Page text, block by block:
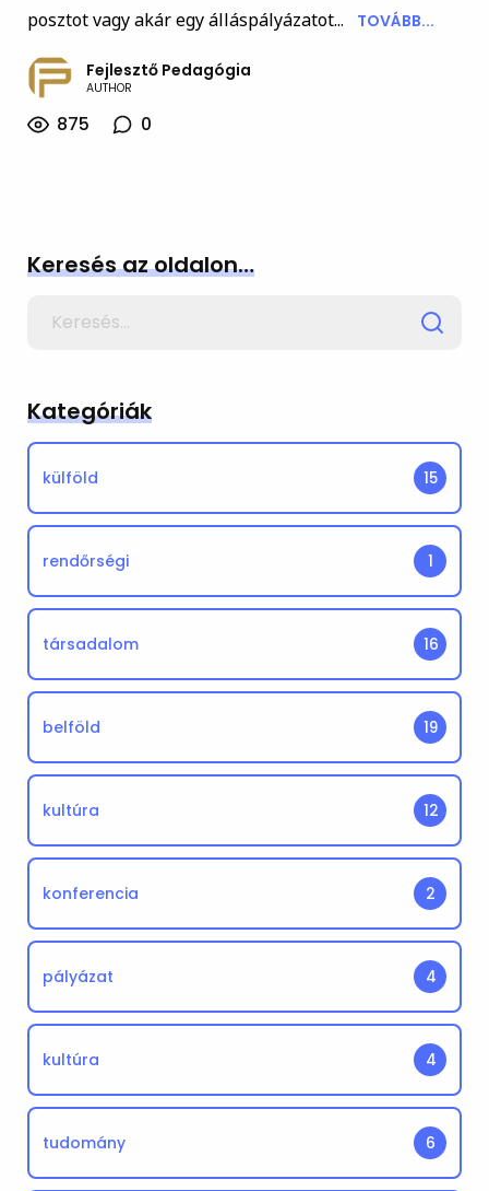
posztot vagy akár egy álláspályázatot...
TOVÁBB...
Fejlesztő Pedagógia
AUTHOR
875 0
Keresés az oldalon…
Kategóriák
külföld 15
rendőrségi 1
társadalom 16
belföld 19
kultúra 12
konferencia 2
pályázat 4
kultúra 4
tudomány 6